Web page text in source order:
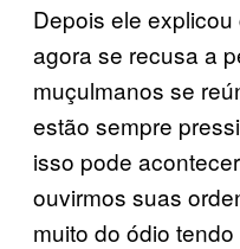
Depois ele
agora se recusa a
muçulmanos se
estão sempre
isso pode
ouvirmos suas
muito do ódio